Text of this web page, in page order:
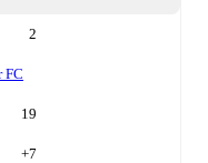
2
FC
19
+7